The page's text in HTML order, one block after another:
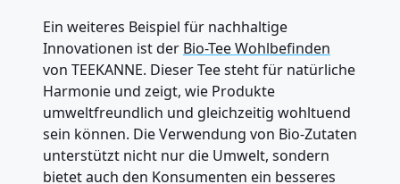
Ein weiteres Beispiel für nachhaltige
Innovationen ist der Bio-Tee Wohlbefinden
von TEEKANNE. Dieser Tee steht für natürliche
Harmonie und zeigt, wie Produkte
umweltfreundlich und gleichzeitig wohltuend
sein können. Die Verwendung von Bio-Zutaten
unterstützt nicht nur die Umwelt, sondern
bietet auch den Konsumenten ein besseres